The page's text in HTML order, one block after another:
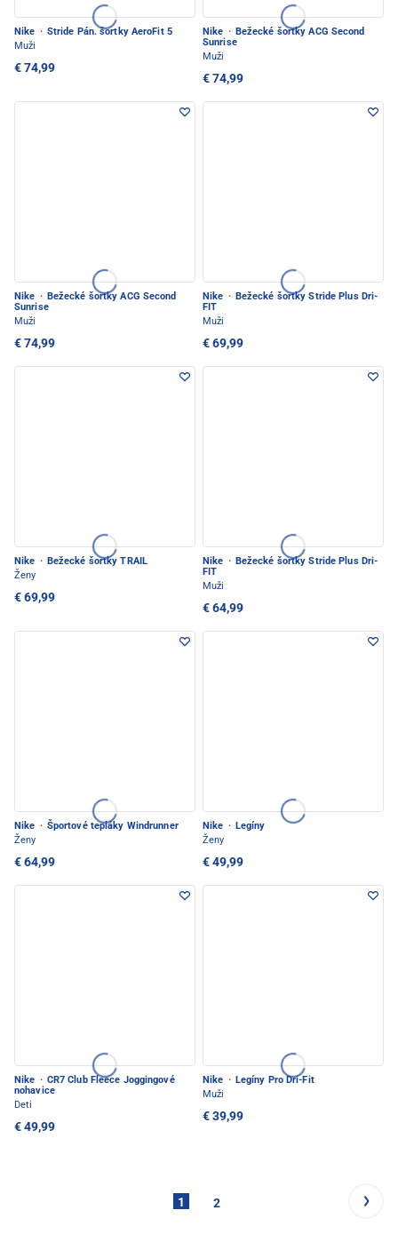
Nike · Stride Pán. šortky AeroFit 5
Muži
€ 74,99
Nike · Bežecké šortky ACG Second
Sunrise
Muži
€ 74,99
Nike · Bežecké šortky ACG Second
Sunrise
Muži
€ 74,99
Nike · Bežecké šortky Stride Plus Dri-
FIT
Muži
€ 69,99
Nike · Bežecké šortky TRAIL
Ženy
€ 69,99
Nike · Bežecké šortky Stride Plus Dri-
FIT
Muži
€ 64,99
Nike · Športové tepláky Windrunner
Ženy
€ 64,99
Nike · Legíny
Ženy
€ 49,99
Nike · CR7 Club Fleece Joggingové
nohavice
Deti
€ 49,99
Nike · Legíny Pro Dri-Fit
Muži
€ 39,99
1 2